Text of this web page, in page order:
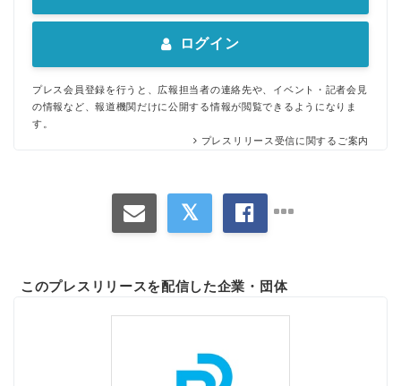
ログイン
プレス会員登録を行うと、広報担当者の連絡先や、イベント・記者会見
の情報など、報道機関だけに公開する情報が閲覧できるようになりま
す。
プレスリリース受信に関するご案内
このプレスリリースを配信した企業・団体